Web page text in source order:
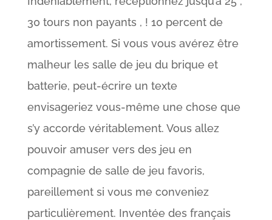
30 tours non payants , ! 10 percent de
amortissement. Si vous vous avérez être
malheur les salle de jeu du brique et
batterie, peut-écrire un texte
envisageriez vous-même une chose que
s’y accorde véritablement. Vous allez
pouvoir amuser vers des jeu en
compagnie de salle de jeu favoris,
pareillement si vous me conveniez
particulièrement. Inventée des français